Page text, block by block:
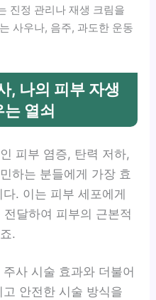
진정 관리나 재생 크림을
사우나, 음주, 과도한 운동
, 나의 피부 자생
는 열쇠
피부 염증, 탄력 저하,
하는 분들에게 가장 효
. 이는 피부 세포에게
전달하여 피부의 근본적
.
사 시술 효과와 더불어
안전한 시술 방식을